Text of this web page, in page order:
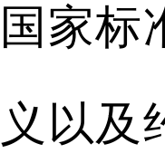
国家标
义以及